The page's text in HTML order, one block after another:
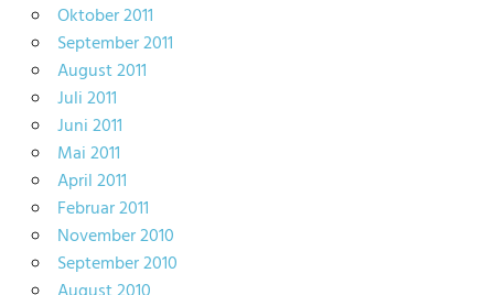
Oktober 2011
September 2011
August 2011
Juli 2011
Juni 2011
Mai 2011
April 2011
Februar 2011
November 2010
September 2010